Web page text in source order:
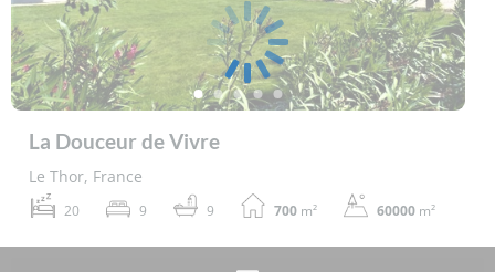
La Douceur de Vivre
Le Thor, France
20 9 9 700 m² 60000 m²